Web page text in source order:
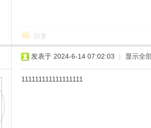
回复
发表于 2024-6-14 07:02:03 | 显示全
111111111111111111